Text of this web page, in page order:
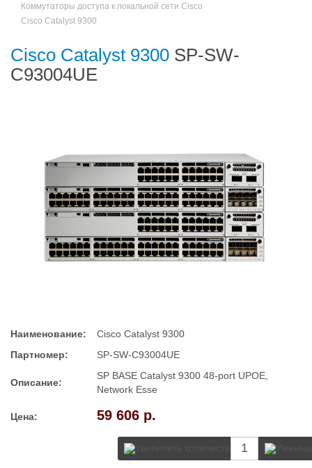
Коммутаторы доступа к локальной сети Cisco
Cisco Catalyst 9300
Cisco Catalyst 9300 SP-SW-
C93004UE
Наименование:
Cisco Catalyst 9300
Партномер:
SP-SW-C93004UE
Описание:
SP BASE Catalyst 9300 48-port UPOE,
Network Esse
Цена: 59 606 р.